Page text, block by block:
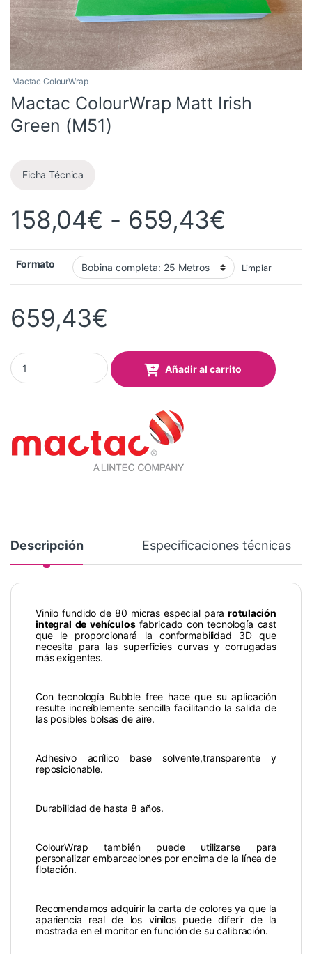
Mactac ColourWrap
Mactac ColourWrap Matt Irish
Green (M51)
Ficha Técnica
158,04€ - 659,43€
Formato Limpiar
659,43€
Mactac ColourWrap Matt Irish Green (M51) quantity
Añadir al carrito
Descripción Especificaciones técnicas
Vinilo fundido de 80 micras especial pararotulación
integral de vehículosfabricado con tecnología cast
que le proporcionará la conformabilidad 3D que
necesita para las superficies curvas y corrugadas
más exigentes.
Con tecnología Bubble free hace que su aplicación
resulte increíblemente sencilla facilitando la salida de
las posibles bolsas de aire.
Adhesivo acrílico base solvente,transparente y
reposicionable.
Durabilidad de hasta 8 años.
ColourWrap también puede utilizarse para
personalizar embarcaciones por encima de la línea de
flotación.
Recomendamos adquirir la carta de colores ya que la
apariencia real de los vinilos puede diferir de la
mostrada en el monitor en función de su calibración.